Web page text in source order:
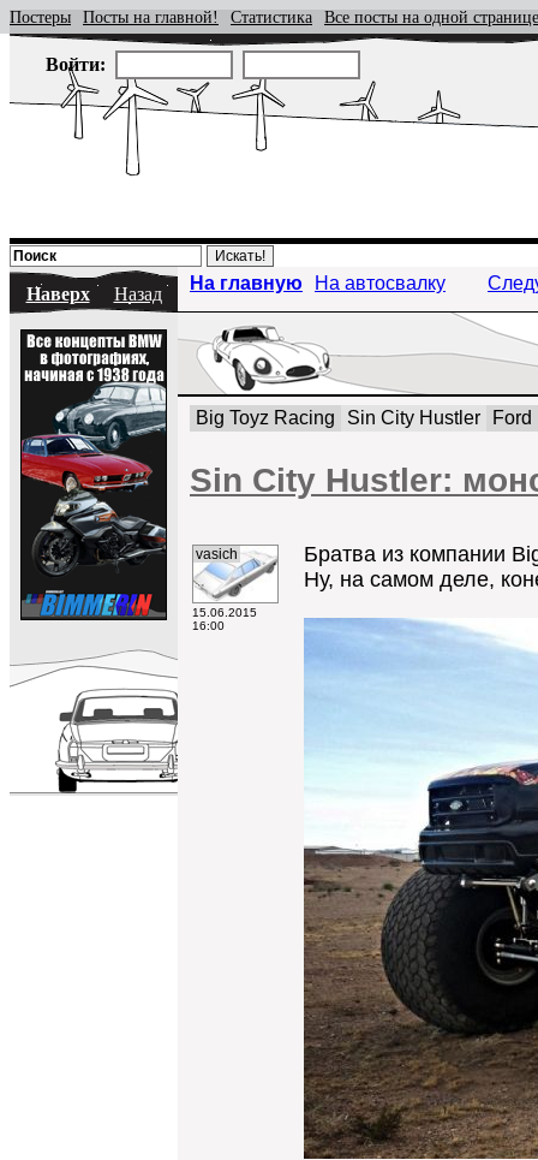
Постеры Посты на главной! Статистика Все посты на одной странице
Войти:
Наверх Назад
На главную На автосвалку
Big Toyz Racing Sin City Hustler Ford
Sin City Hustler:
vasich
15.06.2015
16:00
Братва из компании
Ну, на самом деле,